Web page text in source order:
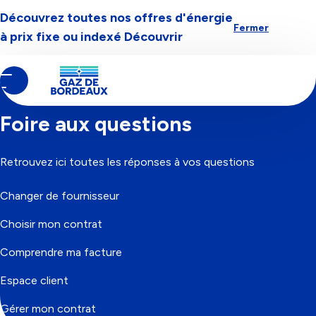
Aller à la navigation Aller au contenuAller au pied-de-page
Découvrez toutes nos offres d'énergie
à prix fixe ou indexé Découvrir
Fermer
Contenu
principal
d'Ariane
Accueil
Foire aux questions
Retrouvez ici toutes les réponses à vos questions
Changer de fournisseur
Choisir mon contrat
Comprendre ma facture
Espace client
Gérer mon contrat